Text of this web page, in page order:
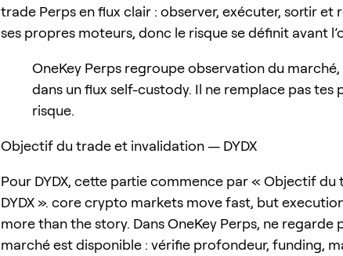
trade Perps en flux clair : observer, exécuter, sortir et
ses propres moteurs, donc le risque se définit avant
OneKey Perps regroupe observation du
dans un flux self-custody. Il ne remplace pas tes
risque.
Objectif du trade et invalidation — DYDX
Pour DYDX, cette partie commence par « Objectif
DYDX ». core crypto markets move fast, but
more than the story. Dans OneKey Perps, ne regarde
marché est disponible : vérifie profondeur, funding,